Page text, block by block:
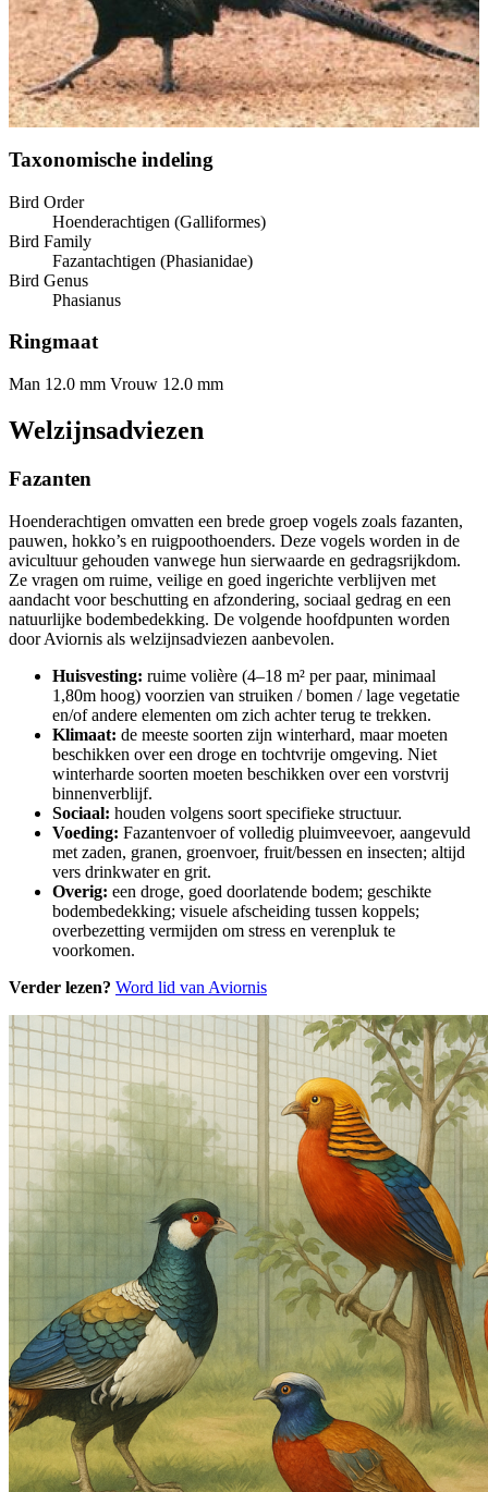
Taxonomische indeling
Bird Order
Hoenderachtigen (Galliformes)
Bird Family
Fazantachtigen (Phasianidae)
Bird Genus
Phasianus
Ringmaat
Man 12.0 mm Vrouw 12.0 mm
Welzijnsadviezen
Fazanten
Hoenderachtigen omvatten een brede groep vogels zoals fazanten,
pauwen, hokko’s en ruigpoothoenders. Deze vogels worden in de
avicultuur gehouden vanwege hun sierwaarde en gedragsrijkdom.
Ze vragen om ruime, veilige en goed ingerichte verblijven met
aandacht voor beschutting en afzondering, sociaal gedrag en een
natuurlijke bodembedekking. De volgende hoofdpunten worden
door Aviornis als welzijnsadviezen aanbevolen.
Huisvesting: ruime volière (4–18 m² per paar, minimaal
1,80m hoog) voorzien van struiken / bomen / lage vegetatie
en/of andere elementen om zich achter terug te trekken.
Klimaat: de meeste soorten zijn winterhard, maar moeten
beschikken over een droge en tochtvrije omgeving. Niet
winterharde soorten moeten beschikken over een vorstvrij
binnenverblijf.
Sociaal: houden volgens soort specifieke structuur.
Voeding: Fazantenvoer of volledig pluimveevoer, aangevuld
met zaden, granen, groenvoer, fruit/bessen en insecten; altijd
vers drinkwater en grit.
Overig: een droge, goed doorlatende bodem; geschikte
bodembedekking; visuele afscheiding tussen koppels;
overbezetting vermijden om stress en verenpluk te
voorkomen.
Verder lezen? Word lid van Aviornis